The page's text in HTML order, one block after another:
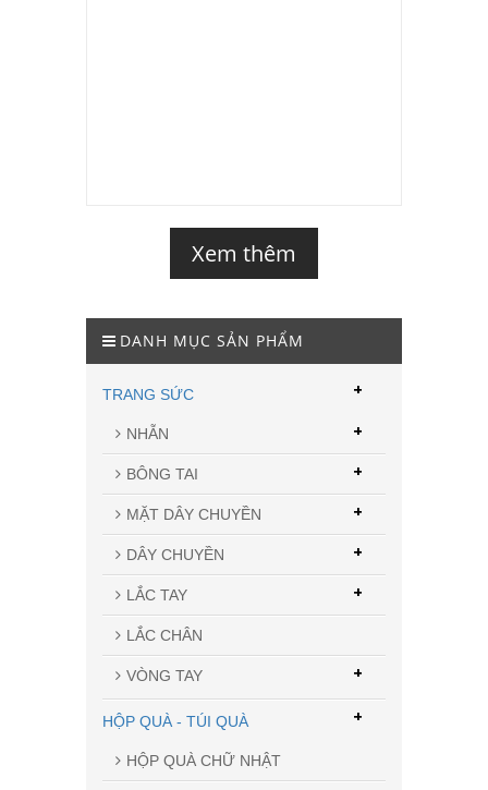
Xem thêm
DANH MỤC SẢN PHẨM
TRANG SỨC
NHẪN +
BÔNG TAI +
MẶT DÂY CHUYỀN +
DÂY CHUYỀN +
LẮC TAY +
LẮC CHÂN
VÒNG TAY +
+
HỘP QUÀ - TÚI QUÀ
HỘP QUÀ CHỮ NHẬT
+